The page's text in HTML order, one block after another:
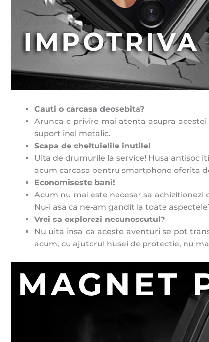
Cauti o carcasa deosebita?
Arunca o privire mai atenta asupra
suport inel metalic.
Scapa de cheltuielile inutile!
Uita de drumurile la service! Husa antisoc
acum carcasa pentru smartphone oferita
Economiseste bani!
Acum nu mai este necesar sa
Nu-i asa ca ne-am gandit la toate
Vrei sa explorezi necunoscutul?
Nu uita insa ca aceste aventuri se pot
acum, cu ajutorul husei de protectie, nu